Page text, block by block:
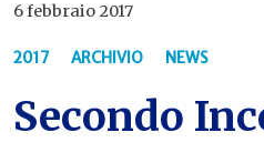
6 febbraio 2017
2017 ARCHIVIO NEWS
Secondo